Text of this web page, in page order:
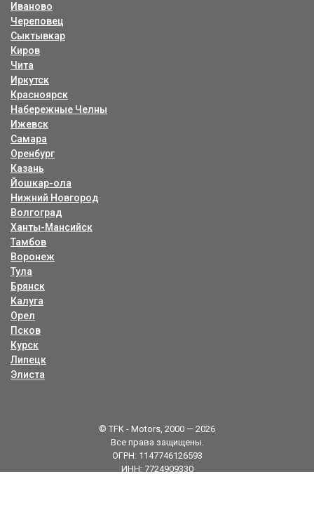
Иваново
Череповец
Сыктывкар
Киров
Чита
Иркутск
Красноярск
Набережные Челны
Ижевск
Самара
Оренбург
Казань
Йошкар-ола
Нижний Новгород
Волгоград
Ханты-Мансийск
Тамбов
Воронеж
Тула
Брянск
Калуга
Орел
Псков
Курск
Липецк
Элиста
© TFK - Motors, 2000 — 2026
Все права защищены.
ОГРН: 1147746126593
ИНН: 7724909330